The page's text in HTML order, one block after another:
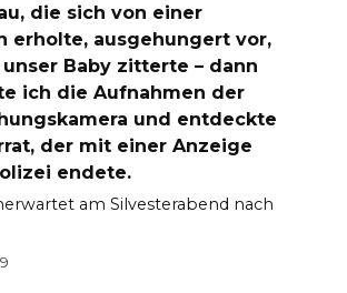
die sich von einer
erholte, ausgehungert vor,
Baby zitterte – dann
ich die Aufnahmen der
und entdeckte
der mit einer Anzeige
endete.
am Silvesterabend nach